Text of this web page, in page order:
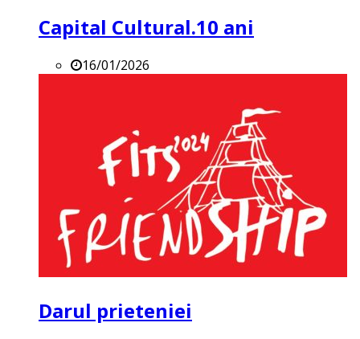
Capital Cultural.10 ani
16/01/2026
Darul prieteniei